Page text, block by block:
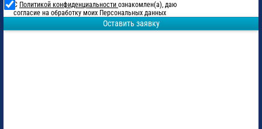
С Политикой конфиденциальности ознакомлен(а), даю
согласие на обработку моих Персональных данных
Оставить заявку